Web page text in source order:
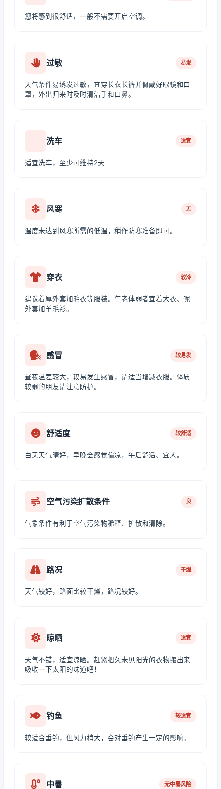
您将感到很舒适，一般不需要开启空调。
过敏 易发
天气条件易诱发过敏，宜穿长衣长裤并佩戴好眼镜和口
罩，外出归来时及时清洁手和口鼻。
洗车 适宜
适宜洗车，至少可维持2天
风寒 无
温度未达到风寒所需的低温，稍作防寒准备即可。
穿衣 较冷
建议着厚外套加毛衣等服装。年老体弱者宜着大衣、呢
外套加羊毛衫。
感冒 较易发
昼夜温差较大，较易发生感冒，请适当增减衣服。体质
较弱的朋友请注意防护。
舒适度 较舒适
白天天气晴好，早晚会感觉偏凉，午后舒适、宜人。
空气污染扩散条件 良
气象条件有利于空气污染物稀释、扩散和清除。
路况 干燥
天气较好，路面比较干燥，路况较好。
晾晒 适宜
天气不错，适宜晾晒。赶紧把久未见阳光的衣物搬出来
吸收一下太阳的味道吧！
钓鱼 较适宜
较适合垂钓，但风力稍大，会对垂钓产生一定的影响。
中暑 无中暑风险